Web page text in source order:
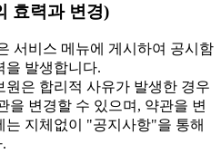
효력과 변경)
서비스 메뉴에 게시하여 공시함
을 발생합니다.
은 합리적 사유가 발생한 경우
을 변경할 수 있으며, 약관을 변
는 지체없이 "공지사항"을 통해